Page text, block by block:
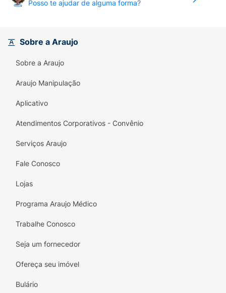
forma discreta, atestando a qualidade do
Principais Benefícios:
Correção Visual:
elegante.
Conforto:Estrutura leve com apoio nasal
escritório ou lazer.
Especificações Técnicas:
Marca:MIÓ
Modelo:Leitura / Lupa
Grau:+1,50 (Dioptria)
Cor da Armação:
Material:
Posso te ajudar de alguma forma?
Sobre a Araujo
Sobre a Araujo
Araujo Manipulação
Aplicativo
Atendimentos Corporativos - Convênio
Serviços Araujo
Fale Conosco
Lojas
Programa Araujo Médico
Trabalhe Conosco
Seja um fornecedor
Ofereça seu imóvel
Bulário